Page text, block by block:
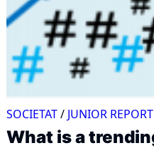
SOCIETAT/ JUNIOR
What is a